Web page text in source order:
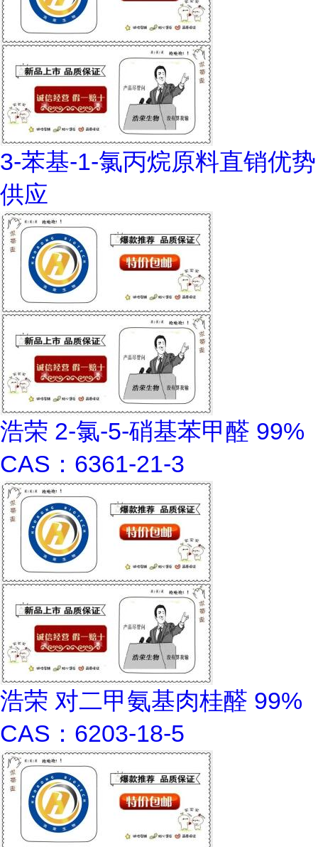
3-苯基-1-氯丙烷原料直销优势
供应
浩荣 2-氯-5-硝基苯甲醛 99%
CAS：6361-21-3
浩荣 对二甲氨基肉桂醛 99%
CAS：6203-18-5